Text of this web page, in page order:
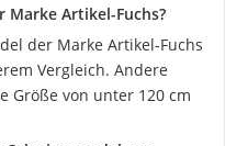
Marke Artikel-Fuchs?
der Marke Artikel-Fuchs
Vergleich. Andere
Größe von unter 120 cm